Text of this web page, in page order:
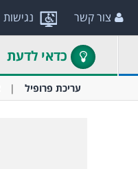
נגישות צור קשר
כדאי לדעת
עריכת פרופיל